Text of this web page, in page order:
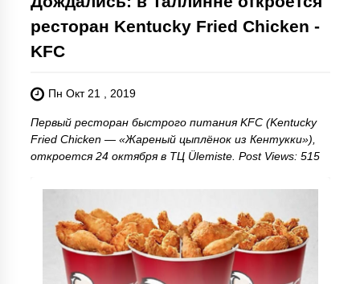
ресторан Kentucky Fried Chicken -
KFC
Пн Окт 21 , 2019
Первый ресторан быстрого питания KFC (Kentucky
Fried Chicken — «Жареный цыплёнок из Кентукки»),
откроется 24 октября в ТЦ Ülemiste. Post Views: 515